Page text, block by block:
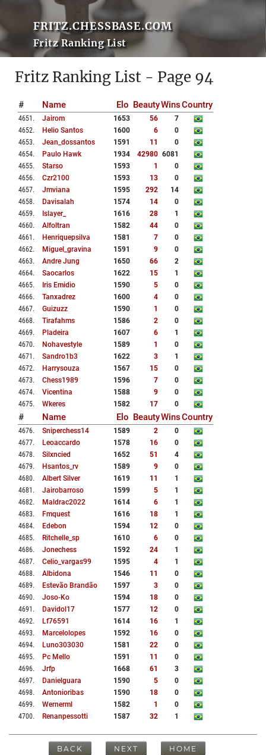
FRITZ.CHESSBASE.COM
Fritz Ranking List
Fritz Ranking List - Page 94
# Name Elo BeautyWinsCountry
4651 . Jairom 1653 56
7
4652. Helio Santos 1600 6
0
4653. Jean_dossantos 1591 11
0
4654. Paulo Hawk 1934 42980 6081
4655. Starso 1593 1
0
4656. Czr2100 1593 13
0
4657. Jmviana 1595 292
14
4658. Davisalah 1574 14
0
4659. Islayer_ 1616 28
1
4660. Alfoltran 1582 44
0
4661 . Henriquepsilva 1581 7
0
4662. Miguel_gravina 1591 9
0
4663. Andre Jung 1650 66
2
4664. Saocarlos 1622 15
1
4665. Iris Emidio 1590 5
0
4666. Tanxadrez 1600 4
0
4667. Guizuzz 1590 1
0
4668. Tirafahms 1586 2
0
4669. Pladeira 1607 6
1
4670. Nohavestyle 1589 1
0
4671 . Sandro1b3 1622 3
1
4672. Harrysouza 1567 15
0
4673. Chess1989 1596 7
0
4674. Vicentina 1588 9
0
4675. Wkeres 1582 17 0
# Name Elo BeautyWinsCountry
4676. Sniperchess14 1589 2
0
4677. Leoaccardo 1578 16
0
4678. Silxncied 1652 51
4
4679. Hsantos_rv 1589 9
0
4680. Albert Silver 1619 11
1
4681 . Jairobarroso 1599 5
1
4682. Maldrac2022 1614 6
1
4683. Fmquest 1616 18
1
4684. Edebon 1594 12
0
4685. Ritchelle_sp 1610 6
0
4686. Jonechess 1592 24
1
4687. Celio_vargas99 1595 4
1
4688. Albidona 1546 11
0
4689. Estevão Brandão 1597 3
0
4690. Joso-Ko 1594 18
0
4691 . Davidol17 1577 12
0
4692. Lf76591 1614 16
1
4693. Marcelolopes 1592 16
0
4694. Luno303030 1581 22
0
4695. Pc Mello 1591 11
0
4696. Jrfp 1668 61
3
4697. Danielguara 1590 5
0
4698. Antonioribas 1590 18
0
4699. Wernerml 1582 1
0
4700. Renanpessotti 1587 32 1
BACK NEXT HOME